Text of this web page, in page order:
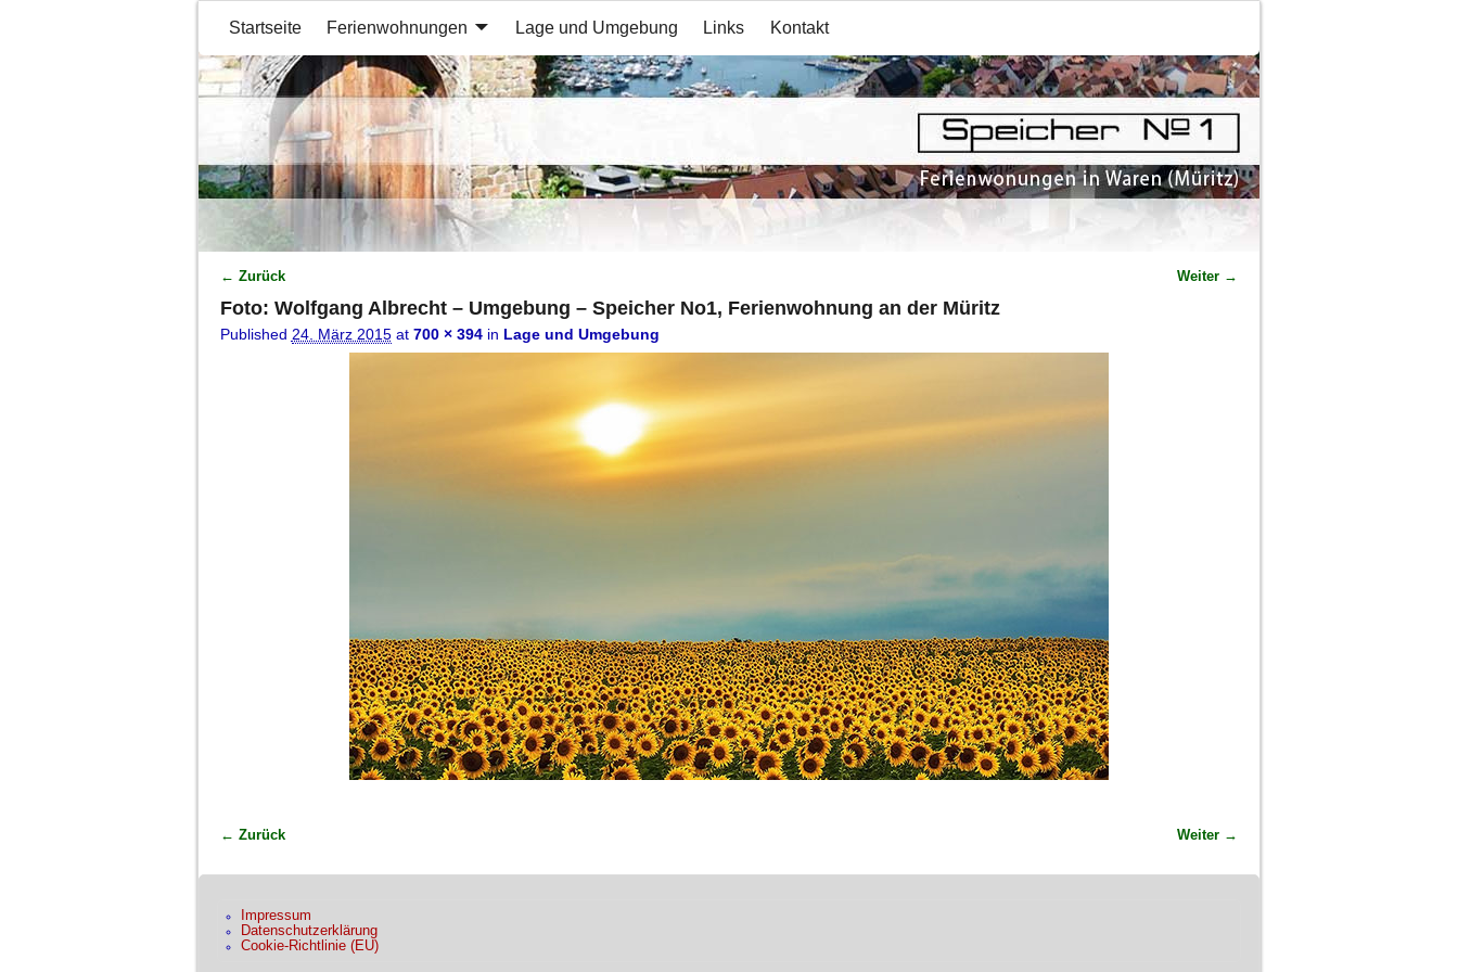
Startseite Ferienwohnungen Lage und Umgebung Links Kontakt
Bilder-Navigation
← Zurück Weiter →
Foto: Wolfgang Albrecht – Umgebung – Speicher No1, Ferienwohnung an der Müritz
Published 24. März 2015at 700 × 394in Lage und Umgebung
← Zurück Weiter →
Impressum
Datenschutzerklärung
Cookie-Richtlinie (EU)